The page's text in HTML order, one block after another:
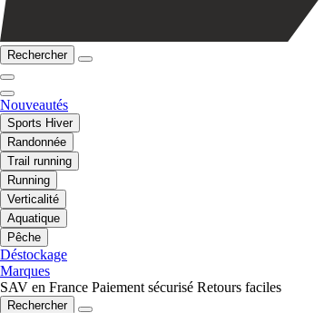
Rechercher
Nouveautés
Sports Hiver
Randonnée
Trail running
Running
Verticalité
Aquatique
Pêche
Déstockage
Marques
SAV en France Paiement sécurisé Retours faciles
Rechercher